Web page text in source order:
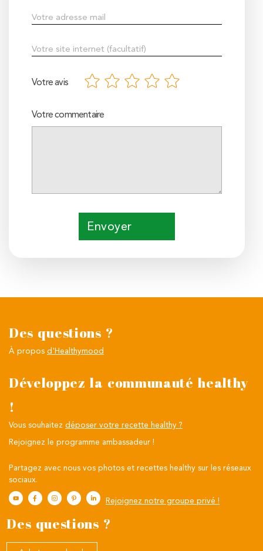
Votre avis
Votre commentaire
Envoyer
Des questions ?
À propos d'Healthymood
Développez la communauté healthy
!
Vous souhaitez déposer votre recette healthy ?
Rejoignez le programme ambassadeur !
Partagez avec nous vos photos et recettes healthy sur les réseaux
sociaux.
Rejoignez notre groupe privé !
Des questions ?